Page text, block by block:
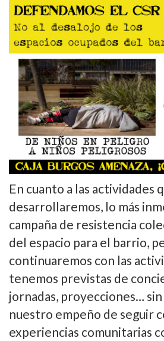
En cuanto a las actividades
desarrollaremos, lo más
campaña de resistencia
del espacio para el barrio,
continuaremos con las
tenemos previstas de
jornadas, proyecciones…
nuestro empeño de seguir
experiencias comunitarias